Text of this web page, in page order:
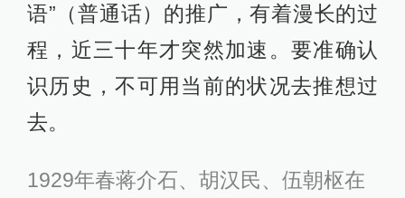
语”（普通话）的推广，有着漫长的过
程，近三十年才突然加速。要准确认
识历史，不可用当前的状况去推想过
去。
1929年春蒋介石、胡汉民、伍朝枢在